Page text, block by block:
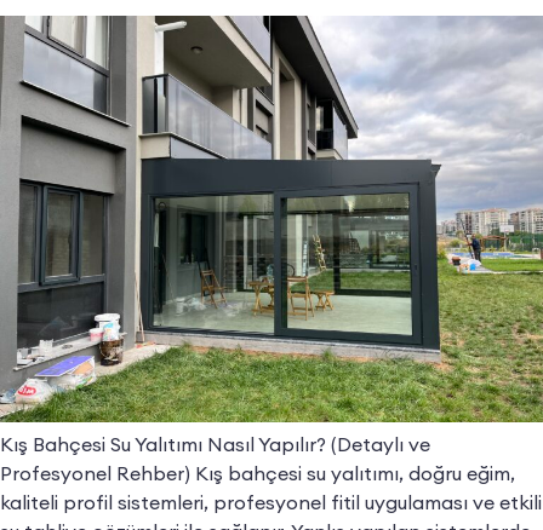
Kış Bahçesi Su Yalıtımı Nasıl Yapılır? (Detaylı ve
Profesyonel Rehber) Kış bahçesi su yalıtımı, doğru eğim,
kaliteli profil sistemleri, profesyonel fitil uygulaması ve etkili